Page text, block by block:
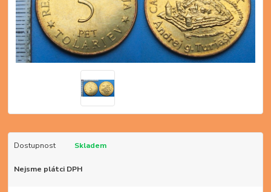
Dostupnost Skladem
Nejsme plátci DPH